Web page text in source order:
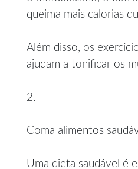
queima mais calorias
Além disso, os
ajudam a tonificar os
2.
Coma alimentos
Uma dieta saudável é